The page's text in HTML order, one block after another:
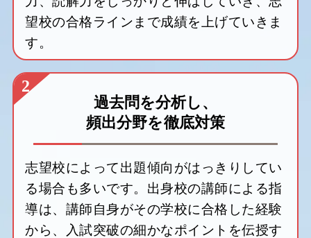
望校の合格ラインまで成績を上げていきま
す。
2
過去問を分析し、
頻出分野を徹底対策
志望校によって出題傾向がはっきりしてい
る場合も多いです。出身校の講師による指
導は、講師自身がその学校に合格した経験
から、入試突破の細かなポイントを伝授す